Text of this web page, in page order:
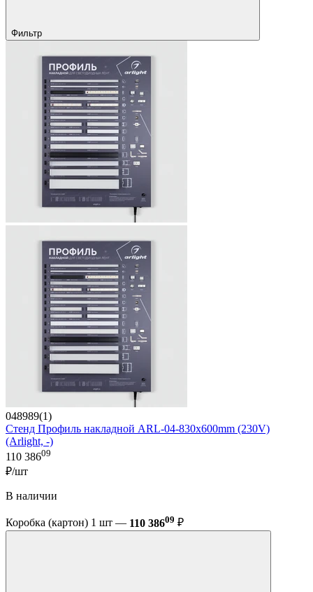
Фильтр
048989(1)
Стенд Профиль накладной ARL-04-830x600mm (230V)
(Arlight, -)
110 38609
₽/шт
В наличии
Коробка (картон) 1 шт — 110 38609 ₽